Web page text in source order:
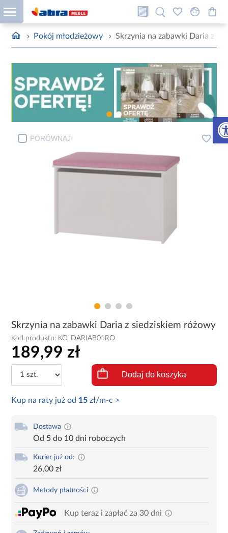
› Pokój młodzieżowy › Skrzynia na zabawki Daria z
PORÓWNAJ
Skrzynia na zabawki Daria z siedziskiem różowy
Kod produktu: KO_DARIAB01RO
189,99 zł
Dodaj do koszyka
Kup na raty już od 15 zł/m-c >
Dostawa
Od 5 do 10 dni roboczych
Kurier już od:
26,00 zł
Metody płatności
Kup teraz i zapłać za 30 dni